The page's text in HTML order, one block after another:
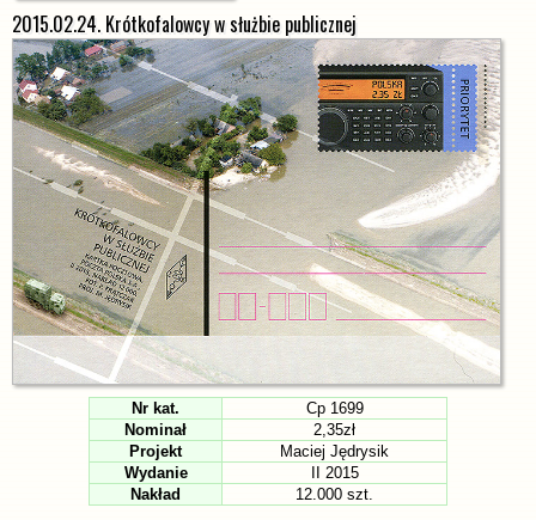
2015.02.24. Krótkofalowcy w służbie publicznej
Nr kat.
Cp 1699
Nominał
2,35zł
Projekt
Maciej Jędrysik
Wydanie
II 2015
Nakład
12.000 szt.